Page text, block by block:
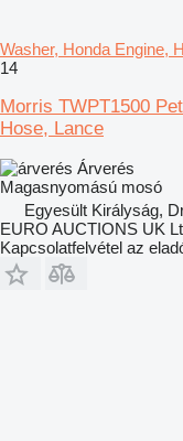
Washer, Honda Engine,
14
Morris TWPT1500
Hose, Lance
Árverés
Magasnyomású mosó
Egyesült Királyság,
EURO AUCTIONS UK
Kapcsolatfelvétel az